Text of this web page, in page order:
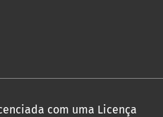
com uma Licença